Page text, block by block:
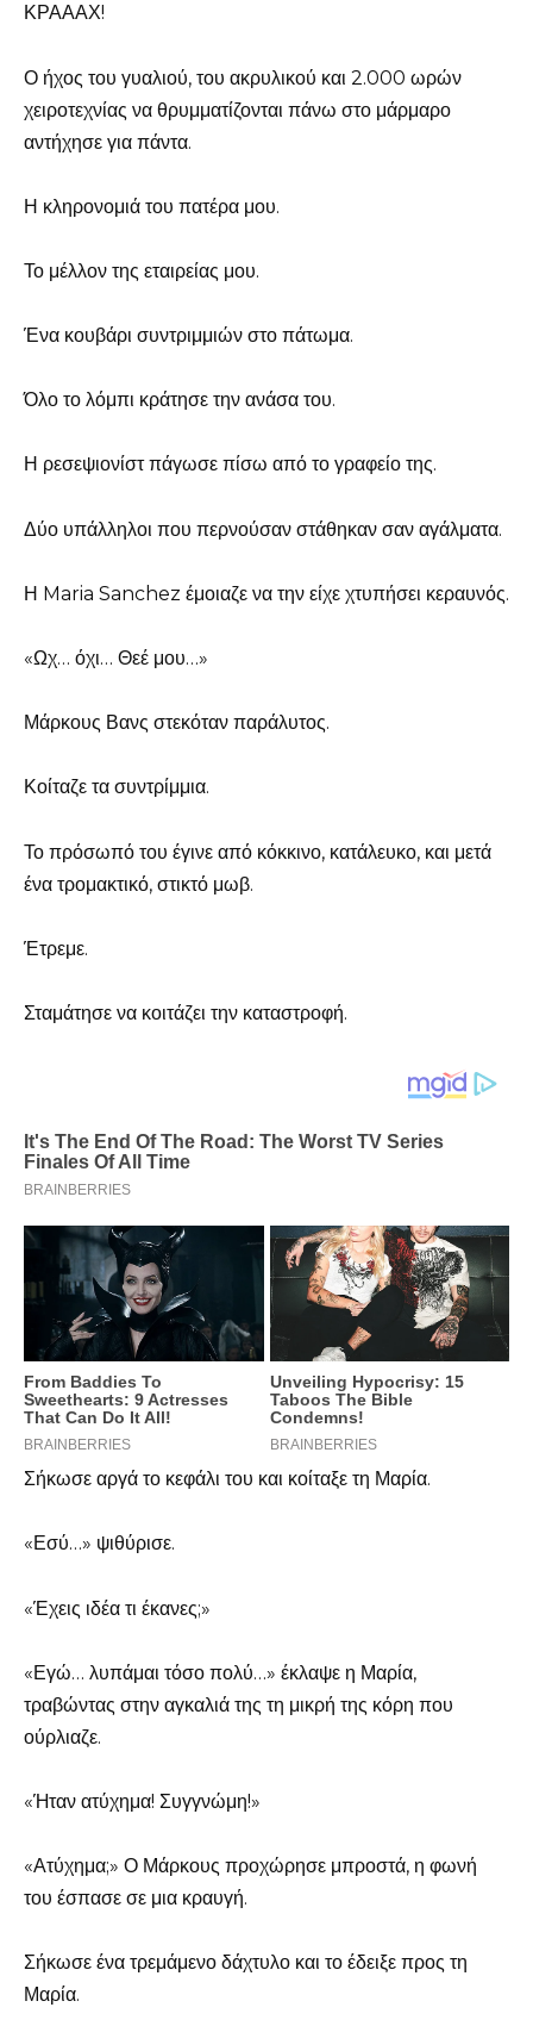
ΚΡΑΑΑΧ!
Ο ήχος του γυαλιού, του ακρυλικού και 2.000 ωρών
χειροτεχνίας να θρυμματίζονται πάνω στο μάρμαρο
αντήχησε για πάντα.
Η κληρονομιά του πατέρα μου.
Το μέλλον της εταιρείας μου.
Ένα κουβάρι συντριμμιών στο πάτωμα.
Όλο το λόμπι κράτησε την ανάσα του.
Η ρεσεψιονίστ πάγωσε πίσω από το γραφείο της.
Δύο υπάλληλοι που περνούσαν στάθηκαν σαν αγάλματα.
Η Maria Sanchez έμοιαζε να την είχε χτυπήσει κεραυνός.
«Ωχ… όχι… Θεέ μου…»
Μάρκους Βανς στεκόταν παράλυτος.
Κοίταζε τα συντρίμμια.
Το πρόσωπό του έγινε από κόκκινο, κατάλευκο, και μετά
ένα τρομακτικό, στικτό μωβ.
Έτρεμε.
Σταμάτησε να κοιτάζει την καταστροφή.
Σήκωσε αργά το κεφάλι του και κοίταξε τη Μαρία.
«Εσύ…» ψιθύρισε.
«Έχεις ιδέα τι έκανες;»
«Εγώ… λυπάμαι τόσο πολύ…» έκλαψε η Μαρία,
τραβώντας στην αγκαλιά της τη μικρή της κόρη που
ούρλιαζε.
«Ήταν ατύχημα! Συγγνώμη!»
«Ατύχημα;» Ο Μάρκους προχώρησε μπροστά, η φωνή
του έσπασε σε μια κραυγή.
Σήκωσε ένα τρεμάμενο δάχτυλο και το έδειξε προς τη
Μαρία.